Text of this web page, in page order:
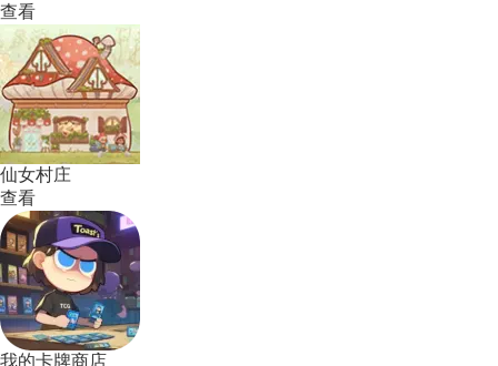
查看
仙女村庄
查看
我的卡牌商店